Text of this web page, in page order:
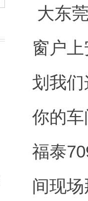
大东
窗户
划我
你的
福泰
间现